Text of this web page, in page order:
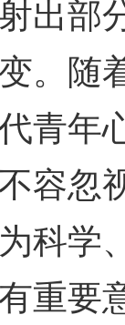
出部
。随
青年
容忽
科学
重要